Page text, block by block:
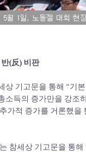
(反) 비판
상 기고문을 통해 “기
소득의 증가만을 강조
가적 증가를 거론했
참세상 기고문을 통